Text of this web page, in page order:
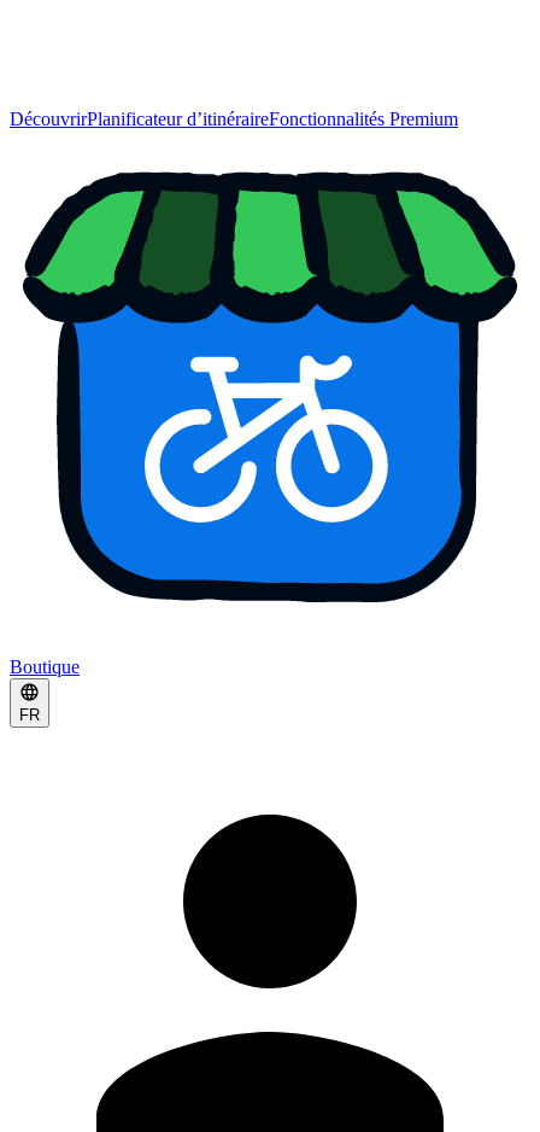
DécouvrirPlanificateur d’itinéraireFonctionnalités Premium
Boutique
FR